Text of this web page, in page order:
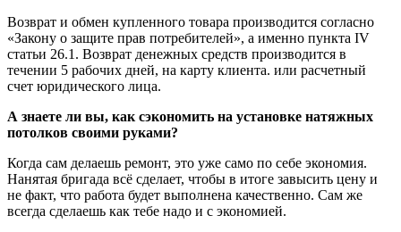
Возврат и обмен купленного товара производится согласно
«Закону о защите прав потребителей», а именно пункта IV
статьи 26.1. Возврат денежных средств производится в
течении 5 рабочих дней, на карту клиента. или расчетный
счет юридического лица.
А знаете ли вы, как сэкономить на установке натяжных
потолков своими руками?
Когда сам делаешь ремонт, это уже само по себе экономия.
Нанятая бригада всё сделает, чтобы в итоге завысить цену и
не факт, что работа будет выполнена качественно. Сам же
всегда сделаешь как тебе надо и с экономией.